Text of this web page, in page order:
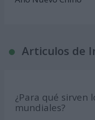
Articulos de
¿Para qué sirven
mundiales?